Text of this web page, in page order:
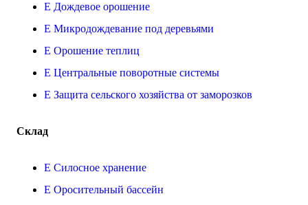
Дождевое орошение
Микродождевание под деревьями
Орошение теплиц
Центральные поворотные системы
Защита сельского хозяйства от заморозков
Склад
Силосное хранение
Оросительный бассейн